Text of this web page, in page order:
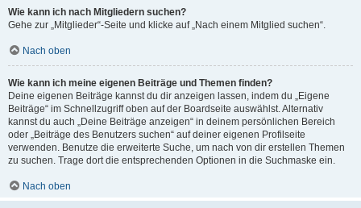
Wie kann ich nach Mitgliedern suchen?
Gehe zur „Mitglieder“-Seite und klicke auf „Nach einem Mitglied suchen“.
Nach oben
Wie kann ich meine eigenen Beiträge und Themen finden?
Deine eigenen Beiträge kannst du dir anzeigen lassen, indem du „Eigene
Beiträge“ im Schnellzugriff oben auf der Boardseite auswählst. Alternativ
kannst du auch „Deine Beiträge anzeigen“ in deinem persönlichen Bereich
oder „Beiträge des Benutzers suchen“ auf deiner eigenen Profilseite
verwenden. Benutze die erweiterte Suche, um nach von dir erstellen Themen
zu suchen. Trage dort die entsprechenden Optionen in die Suchmaske ein.
Nach oben